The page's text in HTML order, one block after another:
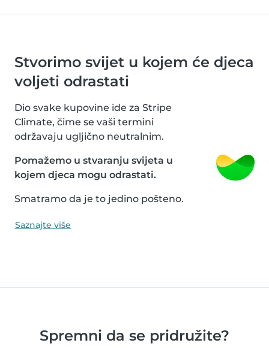
Stvorimo svijet u kojem će djeca
voljeti odrastati
Dio svake kupovine ide za Stripe
Climate, čime se vaši termini
održavaju ugljično neutralnim.
Pomažemo u stvaranju svijeta u
kojem djeca mogu odrastati.
Smatramo da je to jedino pošteno.
Saznajte više
Spremni da se pridružite?